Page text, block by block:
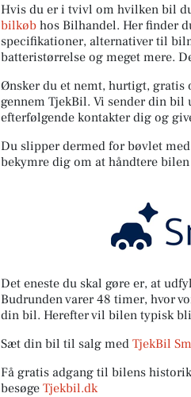
Hvis du er i tvivl om hvilken bil
bilkøb hos Bilhandel. Her finder
specifikationer, alternativer til
batteristørrelse og meget mere.
Ønsker du et nemt, hurtigt, gratis
gennem TjekBil. Vi sender din
efterfølgende kontakter dig og
Du slipper dermed for bøvlet
bekymre dig om at håndtere
Det eneste du skal gøre er, at
Budrunden varer 48 timer, hvor
din bil. Herefter vil bilen typisk
Sæt din bil til salg med TjekBil
Få gratis adgang til bilens
besøge Tjekbil.dk